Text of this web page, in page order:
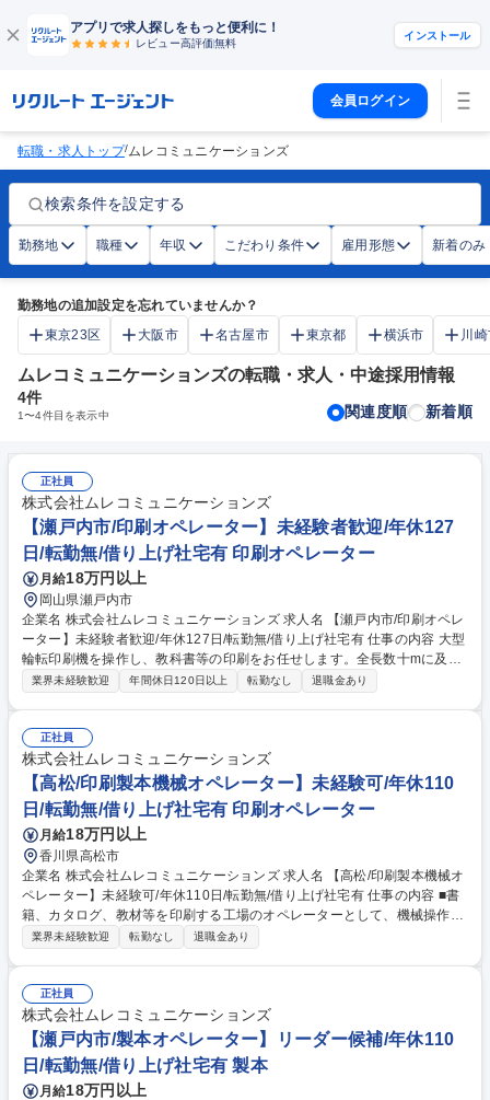
アプリで求人探しをもっと便利に！
レビュー高評価無料
インストール
会員ログイン
転職・求人トップ/ムレコミュニケーションズ
検索条件を設定する
勤務地 職種 年収 こだわり条件 雇用形態 新着のみ
勤務地の追加設定を忘れていませんか？
東京23区
大阪市 名古屋市 東京都 横浜市 川
ムレコミュニケーションズの転職・求人・中途採用情報
4件
1〜4件目を表示中 関連度順 新着順
正社員
株式会社ムレコミュニケーションズ
【瀬戸内市/印刷オペレーター】未経験者歓迎/年休127
日/転勤無/借り上げ社宅有 印刷オペレーター
月給18万円以上
岡山県瀬戸内市
企業名 株式会社ムレコミュニケーションズ 求人名 【瀬戸内市/印刷オペレ
ーター】未経験者歓迎/年休127日/転勤無/借り上げ社宅有 仕事の内容 大型
輪転印刷機を操作し、教科書等の印刷をお任せします。全長数十mに及ぶ
巨大設備の音が響く中、2～3人のチームで大きな声を掛け合いながら稼働
歓迎！家賃2割負担の社宅制度あり。 ■ほぼ全員が未経験スタート。ゼロ
から丁寧に教える環境です。 ■工場内は冷暖房完備で快適！交替勤務も慣
れれば無理なく働けます。 ■年休127日でお休みたっぷり。家族行事やプ
ライベートも充実！ ※チームワーク重視のコミュニケーションと品質を守
る集中力が活きる仕事です。 募集職種 【瀬戸内市/印刷オペレーター】未
経験者歓迎/年休127日/転勤無/借り上げ社宅有
業界未経験歓迎 年間休日120日以上 転勤なし 退職金あり
正社員
株式会社ムレコミュニケーションズ
【高松/印刷製本機械オペレーター】未経験可/年休110
日/転勤無/借り上げ社宅有 印刷オペレーター
月給18万円以上
香川県高松市
企業名 株式会社ムレコミュニケーションズ 求人名 【高松/印刷製本機械オ
ペレーター】未経験可/年休110日/転勤無/借り上げ社宅有 仕事の内容 ■書
籍、カタログ、教材等を印刷する工場のオペレーターとして、機械操作、
生産管理、機械の調整・メンテナンスなどの業務全般を担当。将来的には
から枚葉印刷、製本、封入発注まで一貫生産ラインで短納期に対応してい
ます。 ◎ベネッセ社向けの教材やＤＭをはじめ、官公庁の定期刊行物や百
貨店の販促物など、大手クライアントを中心に長い取引と実績があり、業
績は安定しています。 募集職種 【高松/印刷製本機械オペレーター】未経
験可/年休110日/転勤無/借り上げ社宅有
業界未経験歓迎 転勤なし 退職金あり
正社員
株式会社ムレコミュニケーションズ
【瀬戸内市/製本オペレーター】リーダー候補/年休110
日/転勤無/借り上げ社宅有 製本
月給18万円以上